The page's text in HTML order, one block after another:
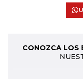
CONOZCA LOS